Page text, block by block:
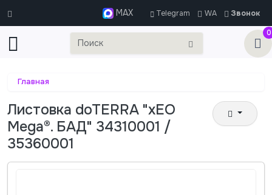
MAX Telegram WA
Звонок
0
Главная
Листовка doTERRA "xEO
Mega®. БАД" 34310001 /
35360001